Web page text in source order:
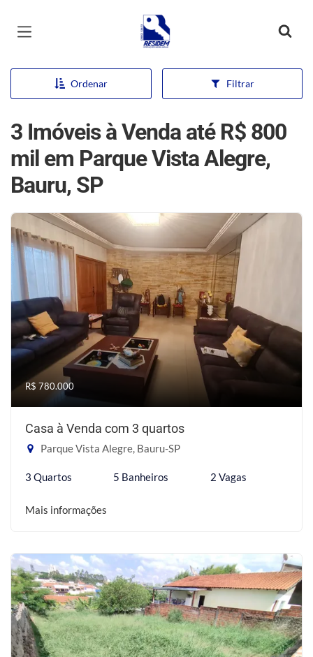
Página inicial
Ordenar Filtrar
3 Imóveis à Venda até R$ 800
mil em Parque Vista Alegre,
Bauru, SP
R$ 780.000
Casa à Venda com 3 quartos
Parque Vista Alegre, Bauru-SP
3 Quartos 5 Banheiros 2 Vagas
Mais informações